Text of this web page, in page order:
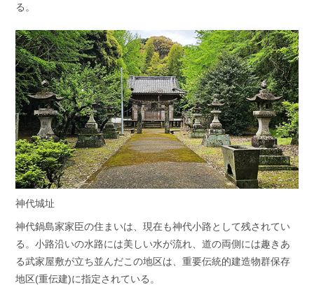
る。
神代城址
神代鍋島家家臣の住まいは、現在も神代小路として残されてい
る。小路沿いの水路には美しい水が流れ、道の両側には趣きあ
る武家屋敷が立ち並んだこの地区は、重要伝統的建造物群保存
地区(重伝建)に指定されている。